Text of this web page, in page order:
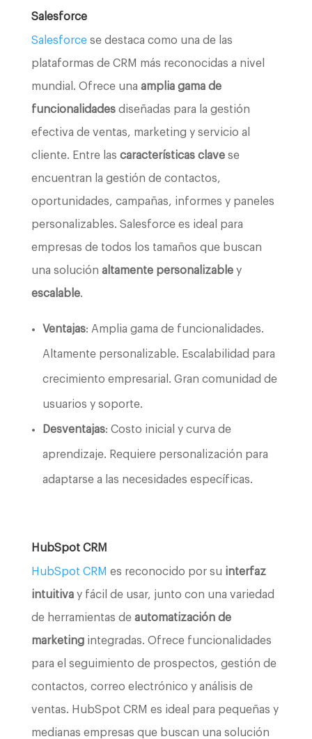
Salesforce
Salesforcese destaca como una de las
plataformas de CRM más reconocidas a nivel
mundial. Ofrece una amplia gama de
funcionalidadesdiseñadas para la gestión
efectiva de ventas, marketing y servicio al
cliente. Entre las características clavese
encuentran la gestión de contactos,
oportunidades, campañas, informes y paneles
personalizables. Salesforce es ideal para
empresas de todos los tamaños que buscan
una solución altamente personalizabley
escalable.
Ventajas: Amplia gama de funcionalidades.
Altamente personalizable. Escalabilidad para
crecimiento empresarial. Gran comunidad de
usuarios y soporte.
Desventajas: Costo inicial y curva de
aprendizaje. Requiere personalización para
adaptarse a las necesidades específicas.
HubSpot CRM
HubSpot CRM es reconocido por su interfaz
intuitivay fácil de usar, junto con una variedad
de herramientas de automatización de
marketingintegradas. Ofrece funcionalidades
para el seguimiento de prospectos, gestión de
contactos, correo electrónico y análisis de
ventas. HubSpot CRM es ideal para pequeñas y
medianas empresas que buscan una solución